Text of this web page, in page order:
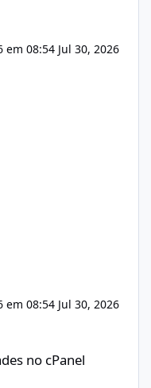
em 08:54 Jul 30, 2026
em 08:54 Jul 30, 2026
no cPanel